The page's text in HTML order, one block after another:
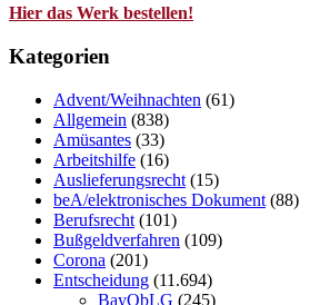
Hier das Werk bestellen!
Kategorien
Advent/Weihnachten (61)
Allgemein (838)
Amüsantes (33)
Arbeitshilfe (16)
Auslieferungsrecht (15)
beA/elektronisches Dokument (88)
Berufsrecht (101)
Bußgeldverfahren (109)
Corona (201)
Entscheidung (11.694)
BayObLG (245)